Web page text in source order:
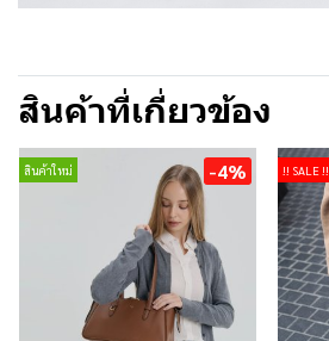
สินค้าที่เกี่ยวข้อง
สินค้าใหม่ -4% !! SALE !!